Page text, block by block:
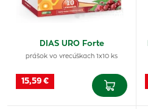
DIAS URO Forte
prášok vo vrecúškach 1x10 ks
15,59 €